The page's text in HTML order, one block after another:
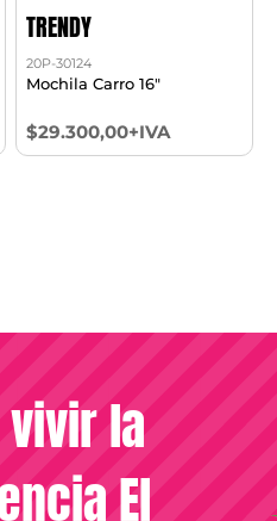
TRENDY
20P-30124
Mochila Carro 16"
$29.300,00+IVA
vivir la
El